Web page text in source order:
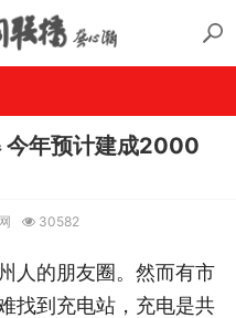
今年预计建成2000
30582
人的朋友圈。然而有市
找到充电站，充电是共